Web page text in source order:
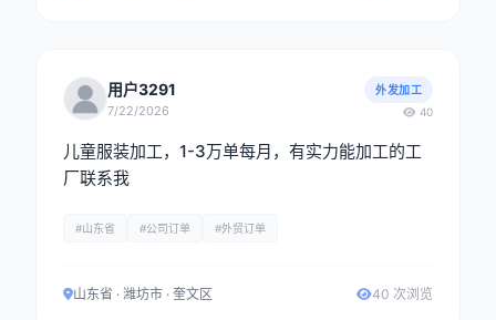
用户3291
7/22/2026
外发加工
40
儿童服装加工，1-3万单每月，有实力能加工的工
厂联系我
#山东省 #公司订单 #外贸订单
山东省 · 潍坊市 · 奎文区 40 次浏览